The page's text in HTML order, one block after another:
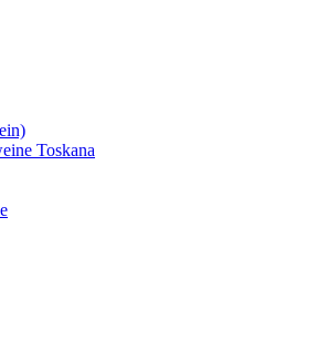
ODYSSEY Vol.4
Toskana